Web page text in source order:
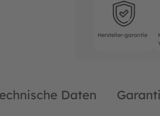
Hersteller-garantie
Hersteller-garantie
Daten